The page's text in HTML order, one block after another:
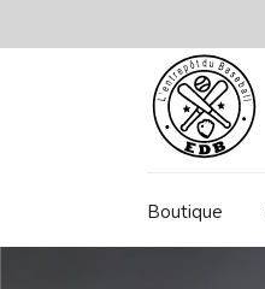
Boutique